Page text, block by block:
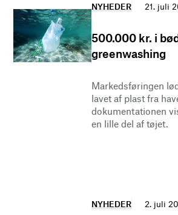
NYHEDER 21. juli
500.000 kr. i
greenwashing
Markedsføringen
lavet af plast fra
dokumentationen
en lille del af tøjet.
NYHEDER 2. juli